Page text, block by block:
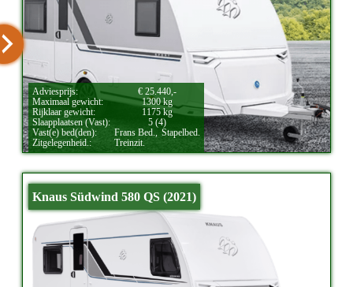
Adviesprijs:
€ 25.440,-
Maximaal gewicht:
1300 kg
Rijklaar gewicht:
1175 kg
Slaapplaatsen (Vast):
5 (4)
Vast(e) bed(den):
Frans Bed., Stapelbed.
Zitgelegenheid.:
Treinzit.
Knaus Südwind 580 QS (2021)